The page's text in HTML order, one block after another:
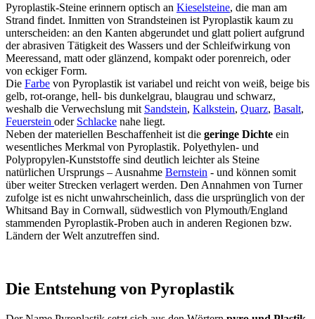
Pyroplastik-Steine erinnern optisch an Kieselsteine, die man am
Strand findet. Inmitten von Strandsteinen ist Pyroplastik kaum zu
unterscheiden: an den Kanten abgerundet und glatt poliert aufgrund
der abrasiven Tätigkeit des Wassers und der Schleifwirkung von
Meeressand, matt oder glänzend, kompakt oder porenreich, oder
von eckiger Form.
Die Farbe von Pyroplastik ist variabel und reicht von weiß, beige bis
gelb, rot-orange, hell- bis dunkelgrau, blaugrau und schwarz,
weshalb die Verwechslung mit Sandstein, Kalkstein, Quarz, Basalt,
Feuerstein oder Schlacke nahe liegt.
Neben der materiellen Beschaffenheit ist die geringe Dichte ein
wesentliches Merkmal von Pyroplastik. Polyethylen- und
Polypropylen-Kunststoffe sind deutlich leichter als Steine
natürlichen Ursprungs – Ausnahme Bernstein - und können somit
über weiter Strecken verlagert werden. Den Annahmen von Turner
zufolge ist es nicht unwahrscheinlich, dass die ursprünglich von der
Whitsand Bay in Cornwall, südwestlich von Plymouth/England
stammenden Pyroplastik-Proben auch in anderen Regionen bzw.
Ländern der Welt anzutreffen sind.
Die Entstehung von Pyroplastik